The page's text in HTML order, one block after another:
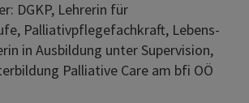
DGKP, Lehrerin für
Palliativpflegefachkraft, Lebens-
in Ausbildung unter Supervision,
Palliative Care am bfi OÖ